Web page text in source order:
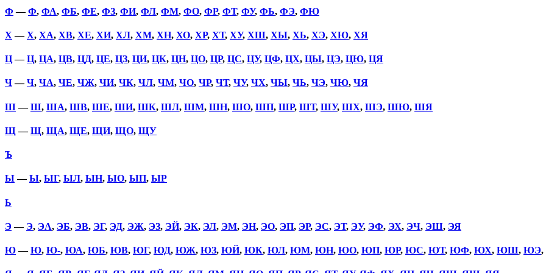
Ф —Ф, ФА, ФБ, ФЕ, ФЗ, ФИ, ФЛ, ФМ, ФО, ФР, ФТ, ФУ, ФЬ, ФЭ, ФЮ
Х —Х, ХА, ХВ, ХЕ, ХИ, ХЛ, ХМ, ХН, ХО, ХР, ХТ, ХУ, ХШ, ХЫ, ХЬ, ХЭ, ХЮ, ХЯ
Ц—Ц, ЦА, ЦВ, ЦД, ЦЕ, ЦЗ, ЦИ, ЦК, ЦН, ЦО, ЦР, ЦС, ЦУ, ЦФ, ЦХ, ЦЫ, ЦЭ, ЦЮ, ЦЯ
Ч—Ч, ЧА, ЧЕ, ЧЖ, ЧИ, ЧК, ЧЛ, ЧМ, ЧО, ЧР, ЧТ, ЧУ, ЧХ, ЧЫ, ЧЬ, ЧЭ, ЧЮ, ЧЯ
Ш—Ш, ША, ШВ, ШЕ, ШИ, ШК, ШЛ, ШМ, ШН, ШО, ШП, ШР, ШТ, ШУ, ШХ, ШЭ, ШЮ, ШЯ
Щ —Щ, ЩА, ЩЕ, ЩИ, ЩО, ЩУ
Ъ
Ы—Ы, ЫГ, ЫЛ, ЫН, ЫО, ЫП, ЫР
Ь
Э— Э, ЭА, ЭБ, ЭВ, ЭГ, ЭД, ЭЖ, ЭЗ, ЭЙ, ЭК, ЭЛ, ЭМ, ЭН, ЭО, ЭП, ЭР, ЭС, ЭТ, ЭУ, ЭФ, ЭХ, ЭЧ, ЭШ, ЭЯ
Ю—Ю, Ю-, ЮА, ЮБ, ЮВ, ЮГ, ЮД, ЮЖ, ЮЗ, ЮЙ, ЮК, ЮЛ, ЮМ, ЮН, ЮО, ЮП, ЮР, ЮС, ЮТ, ЮФ, ЮХ, ЮШ, ЮЭ,